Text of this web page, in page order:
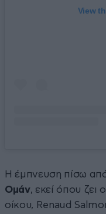
View
Η έμπνευση πίσω
Ομάν, εκεί όπου ζει
οίκου, Renaud